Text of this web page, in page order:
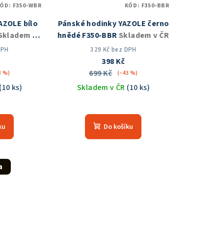
bílo
v
%)
(10 ks)
F350-WBR
Pánské hodinky YAZOLE černo
hnědé F350-BBR Skladem v ČR
329 Kč bez DPH
398 Kč
699 Kč
(–43 %)
Skladem v ČR (10 ks)
Do košíku
KÓD: F350-BBR